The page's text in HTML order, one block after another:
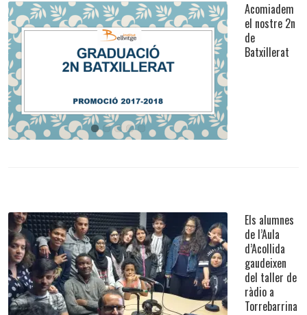
Events Importants
Acomiadem
el nostre 2n
de
Batxillerat
Els alumnes de l’Aula d’Acollida gaudeixen del taller
de ràdio a Torrebarrina
Els alumnes
de l’Aula
d’Acollida
gaudeixen
del taller de
ràdio a
Torrebarrina